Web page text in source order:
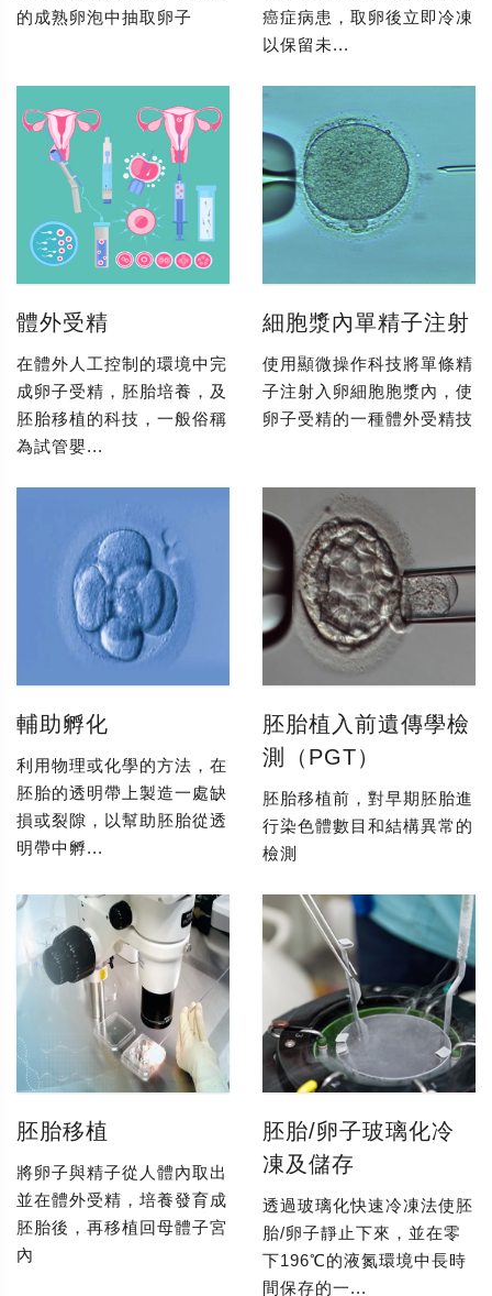
的成熟卵泡中抽取卵子
癌症病患，取卵後立即冷凍
以保留未...
體外受精
在體外人工控制的環境中完
成卵子受精，胚胎培養，及
胚胎移植的科技，一般俗稱
為試管嬰...
細胞漿內單精子注射
使用顯微操作科技將單條精
子注射入卵細胞胞漿內，使
卵子受精的一種體外受精技
輔助孵化
利用物理或化學的方法，在
胚胎的透明帶上製造一處缺
損或裂隙，以幫助胚胎從透
明帶中孵...
胚胎植入前遺傳學檢
測（PGT）
胚胎移植前，對早期胚胎進
行染色體數目和結構異常的
檢測
胚胎移植
將卵子與精子從人體內取出
並在體外受精，培養發育成
胚胎後，再移植回母體子宮
內
胚胎/卵子玻璃化冷
凍及儲存
透過玻璃化快速冷凍法使胚
胎/卵子靜止下來，並在零
下196℃的液氮環境中長時
間保存的一...